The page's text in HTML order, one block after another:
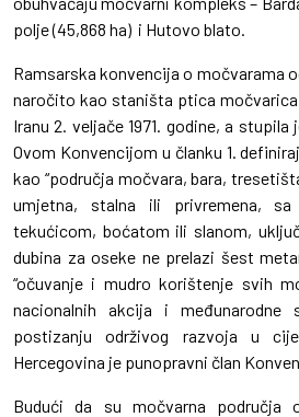
polje (45,868 ha) i Hutovo blato.
Ramsarska konvencija o močvarama
naročito kao staništa ptica močvarica
Iranu 2. veljače 1971. godine, a stupila
Ovom Konvencijom u članku 1.
kao “područja močvara, bara,
umjetna, stalna ili privremena,
tekućicom, boćatom ili slanom,
dubina za oseke ne prelazi šest
“očuvanje i mudro korištenje svih
nacionalnih akcija i međunarodne
postizanju održivog razvoja u
Hercegovina je punopravni član
Budući da su močvarna područja